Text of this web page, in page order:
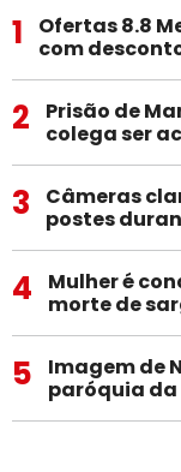
1
Ofertas 8.8
com
2
Prisão de
colega ser
3
Câmeras
postes
4
Mulher é
morte de
5
Imagem de
paróquia da